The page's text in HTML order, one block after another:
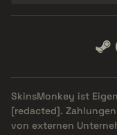
SkinsMonkey ist
[redacted].
von externen